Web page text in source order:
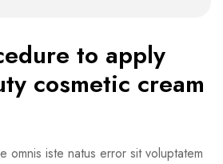
to apply
cosmetic cream
omnis iste natus error sit voluptatem